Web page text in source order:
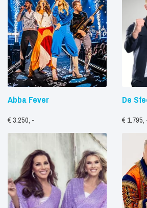
Abba Fever
€ 3.250, -
De
€ 1.795,